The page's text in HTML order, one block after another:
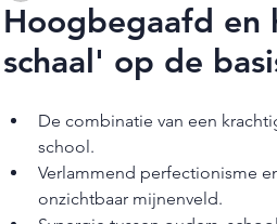
Kennis en Wetenschap
Hoogbegaafd
schaal' op de
De combinatie van een
school.
Verlammend perfectionisme
onzichtbaar mijnenveld.